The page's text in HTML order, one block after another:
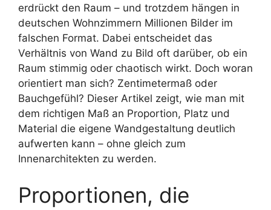
erdrückt den Raum – und trotzdem hängen in
deutschen Wohnzimmern Millionen Bilder im
falschen Format. Dabei entscheidet das
Verhältnis von Wand zu Bild oft darüber, ob ein
Raum stimmig oder chaotisch wirkt. Doch woran
orientiert man sich? Zentimetermaß oder
Bauchgefühl? Dieser Artikel zeigt, wie man mit
dem richtigen Maß an Proportion, Platz und
Material die eigene Wandgestaltung deutlich
aufwerten kann – ohne gleich zum
Innenarchitekten zu werden.
Proportionen, die